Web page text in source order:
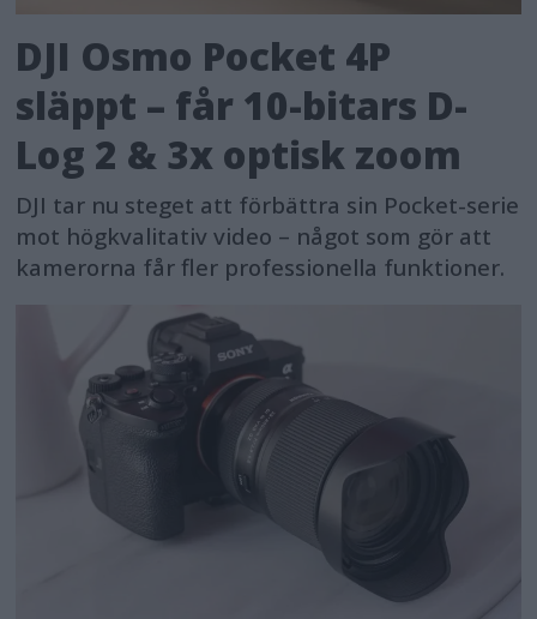
DJI Osmo Pocket 4P
släppt – får 10-bitars D-
Log 2 & 3x optisk zoom
DJI tar nu steget att förbättra sin Pocket-serie
mot högkvalitativ video – något som gör att
kamerorna får fler professionella funktioner.